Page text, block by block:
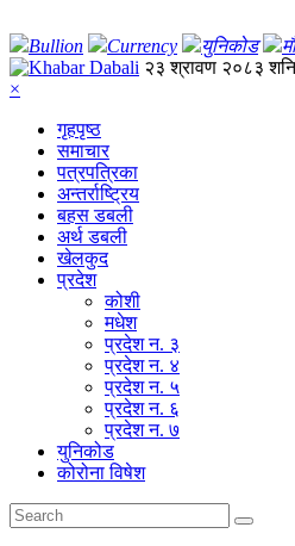
Bullion Currency युनिकोड
२३ श्रावण २०८३
×
गृहपृष्‍ठ
समाचार
पत्रपत्रिका
अन्तर्राष्ट्रिय
बहस डबली
अर्थ डबली
खेलकुद
प्रदेश
कोशी
मधेश
प्रदेश न. ३
प्रदेश न. ४
प्रदेश न. ५
प्रदेश न. ६
प्रदेश न. ७
युनिकोड
कोरोना विषेश